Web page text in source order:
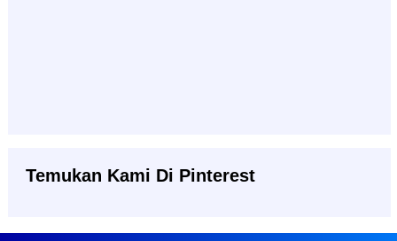
Temukan Kami Di Pinterest